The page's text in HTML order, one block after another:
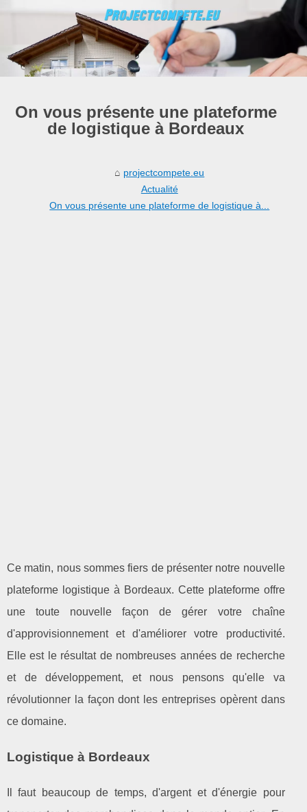
On vous présente une plateforme
de logistique à Bordeaux
projectcompete.eu
Actualité
On vous présente une plateforme de logistique à...
Ce matin, nous sommes fiers de présenter notre nouvelle
plateforme logistique à Bordeaux. Cette plateforme offre
une toute nouvelle façon de gérer votre chaîne
d'approvisionnement et d'améliorer votre productivité.
Elle est le résultat de nombreuses années de recherche
et de développement, et nous pensons qu'elle va
révolutionner la façon dont les entreprises opèrent dans
ce domaine.
Logistique à Bordeaux
Il faut beaucoup de temps, d'argent et d'énergie pour